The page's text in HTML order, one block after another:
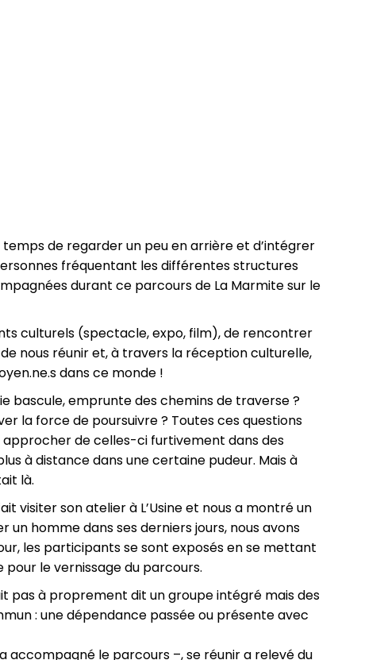
de regarder un peu en arrière et d’intégrer
fréquentant les différentes structures
durant ce parcours de La Marmite sur le
culturels (spectacle, expo, film), de rencontrer
nous réunir et, à travers la réception culturelle,
dans ce monde !
bascule, emprunte des chemins de traverse ?
la force de poursuivre ? Toutes ces questions
de celles-ci furtivement dans des
à distance dans une certaine pudeur. Mais à
là.
visiter son atelier à L’Usine et nous a montré un
homme dans ses derniers jours, nous avons
les participants se sont exposés en se mettant
le vernissage du parcours.
pas à proprement dit un groupe intégré mais des
: une dépendance passée ou présente avec
accompagné le parcours –, se réunir a relevé du